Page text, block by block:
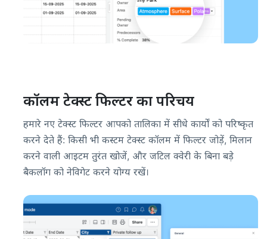
कॉलम टेक्स्ट फिल्टर का परिचय
हमारे नए टेक्स्ट फिल्टर आपको तालिका में सीधे कार्यों को परिष्कृत
करने देते हैं: किसी भी कस्टम टेक्स्ट कॉलम में फिल्टर जोड़ें, मिलान
करने वाली आइटम तुरंत खोजें, और जटिल क्वेरी के बिना बड़े
बैकलॉग को नेविगेट करने योग्य रखें।